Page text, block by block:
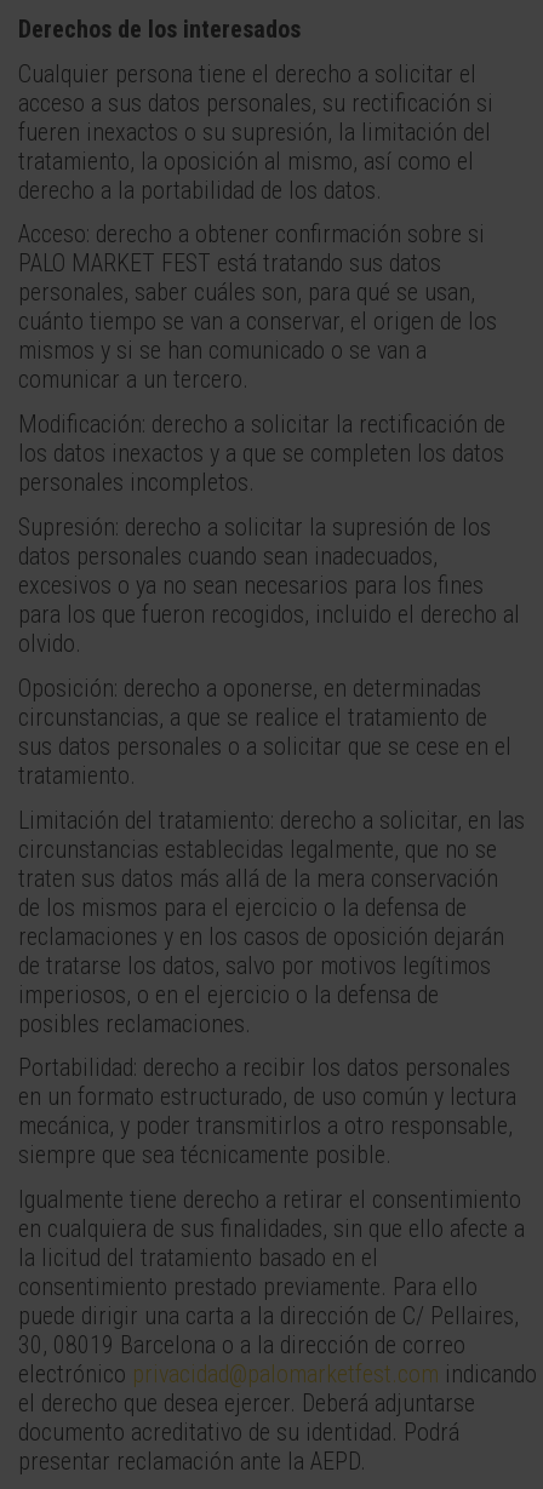
Derechos de los interesados
Cualquier persona tiene el derecho a solicitar el
acceso a sus datos personales, su rectificación si
fueren inexactos o su supresión, la limitación del
tratamiento, la oposición al mismo, así como el
derecho a la portabilidad de los datos.
Acceso: derecho a obtener confirmación sobre si
PALO MARKET FEST está tratando sus datos
personales, saber cuáles son, para qué se usan,
cuánto tiempo se van a conservar, el origen de los
mismos y si se han comunicado o se van a
comunicar a un tercero.
Modificación: derecho a solicitar la rectificación de
los datos inexactos y a que se completen los datos
personales incompletos.
Supresión: derecho a solicitar la supresión de los
datos personales cuando sean inadecuados,
excesivos o ya no sean necesarios para los fines
para los que fueron recogidos, incluido el derecho al
olvido.
Oposición: derecho a oponerse, en determinadas
circunstancias, a que se realice el tratamiento de
sus datos personales o a solicitar que se cese en el
tratamiento.
Limitación del tratamiento: derecho a solicitar, en las
circunstancias establecidas legalmente, que no se
traten sus datos más allá de la mera conservación
de los mismos para el ejercicio o la defensa de
reclamaciones y en los casos de oposición dejarán
de tratarse los datos, salvo por motivos legítimos
imperiosos, o en el ejercicio o la defensa de
posibles reclamaciones.
Portabilidad: derecho a recibir los datos personales
en un formato estructurado, de uso común y lectura
mecánica, y poder transmitirlos a otro responsable,
siempre que sea técnicamente posible.
Igualmente tiene derecho a retirar el consentimiento
en cualquiera de sus finalidades, sin que ello afecte a
la licitud del tratamiento basado en el
consentimiento prestado previamente. Para ello
puede dirigir una carta a la dirección de C/ Pellaires,
30, 08019 Barcelona o a la dirección de correo
electrónico privacidad@palomarketfest.com indicando
el derecho que desea ejercer. Deberá adjuntarse
documento acreditativo de su identidad. Podrá
presentar reclamación ante la AEPD.